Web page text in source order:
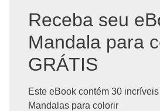
Receba seu
Mandala para
GRÁTIS
Este eBook contém 30
Mandalas para colorir